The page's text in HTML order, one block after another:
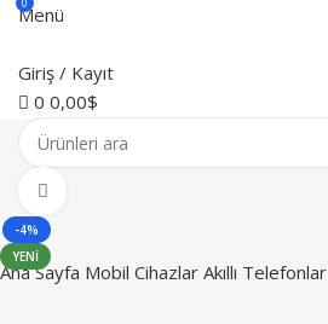
Menü
Giriş / Kayıt
0 0,00$
-4%
YENI
Ana Sayfa Mobil CihazlarAkıllı Telefonlar